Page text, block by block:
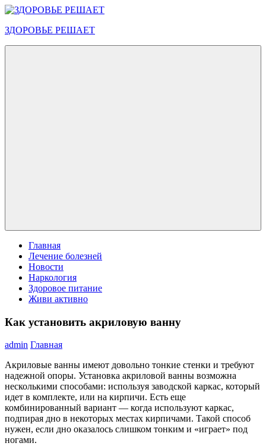
Перейти
содержимому
ЗДОРОВЬЕ РЕШАЕТ
Главная
Лечение болезней
Новости
Наркология
Здоровое питание
Живи активно
Как установить акриловую ванну
admin Главная
Акриловые ванны имеют довольно тонкие стенки и требуют
надежной опоры. Установка акриловой ванны возможна
несколькими способами: используя заводской каркас, который
идет в комплекте, или на кирпичи. Есть еще
комбинированный вариант — когда используют каркас,
подпирая дно в некоторых местах кирпичами. Такой способ
нужен, если дно оказалось слишком тонким и «играет» под
ногами.